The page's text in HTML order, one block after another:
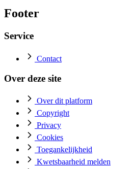
Footer
Service
Contact
Over deze site
Over dit platform
Copyright
Privacy
Cookies
Toegankelijkheid
Kwetsbaarheid melden